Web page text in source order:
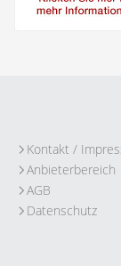
Kontakt /
Anbieterbereich
AGB
Datenschutz